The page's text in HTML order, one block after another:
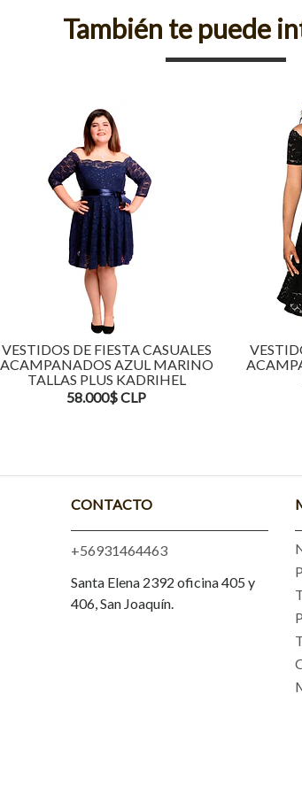
También te puede
VESTIDOS DE FIESTA CASUALES
ACAMPANADOS AZUL MARINO
TALLAS PLUS KADRIHEL
58.000$ CLP
CONTACTO
+56931464463
Santa Elena 2392 oficina 405 y
406, San Joaquín.